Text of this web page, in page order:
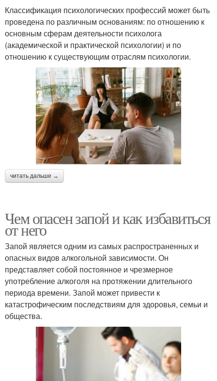
Классификация психологических профессий может быть
проведена по различным основаниям: по отношению к
основным сферам деятельности психолога
(академической и практической психологии) и по
отношению к существующим отраслям психологии.
читать дальше →
Чем опасен запой и как избавиться
от него
Запой является одним из самых распространенных и
опасных видов алкогольной зависимости. Он
представляет собой постоянное и чрезмерное
употребление алкоголя на протяжении длительного
периода времени. Запой может привести к
катастрофическим последствиям для здоровья, семьи и
общества.